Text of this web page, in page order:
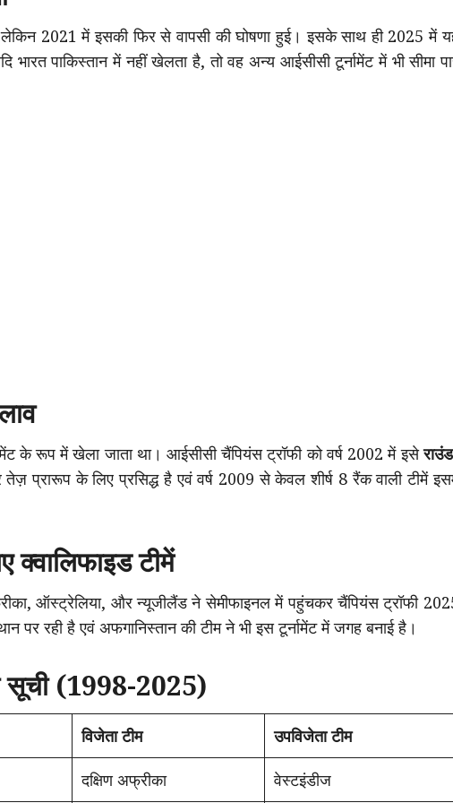
लेकिन 2021 में इसकी फिर से वापसी की घोषणा हुई। इसके साथ ही 2025 में
भारत पाकिस्तान में नहीं खेलता है, तो वह अन्य आईसीसी टूर्नामेंट में भी सीमा
के रूप में खेला जाता था। आईसीसी चैंपियंस ट्रॉफी को वर्ष 2002 में इसे
प्रारूप के लिए प्रसिद्ध है एवं वर्ष 2009 से केवल शीर्ष 8 रैंक वाली टीमें
टीमें
ऑस्ट्रेलिया, और न्यूजीलैंड ने सेमीफाइनल में पहुंचकर चैंपियंस ट्रॉफी
पर रही है एवं अफगानिस्तान की टीम ने भी इस टूर्नामेंट में जगह बनाई है।
सूची (1998-2025)
विजेता टीम उपविजेता टीम
दक्षिण अफ्रीका वेस्टइंडीज